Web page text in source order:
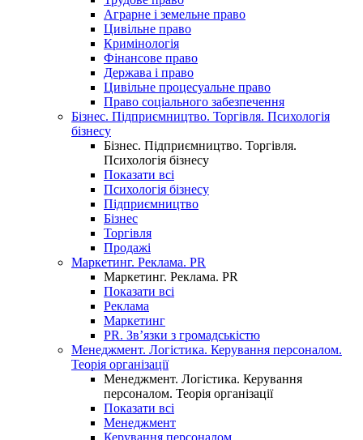
Аграрне і земельне право
Цивільне право
Кримінологія
Фінансове право
Держава і право
Цивільне процесуальне право
Право соціального забезпечення
Бізнес. Підприємництво. Торгівля. Психологія
бізнесу
Бізнес. Підприємництво. Торгівля.
Психологія бізнесу
Показати всі
Психологія бізнесу
Підприємництво
Бізнес
Торгівля
Продажі
Маркетинг. Реклама. PR
Маркетинг. Реклама. PR
Показати всі
Реклама
Маркетинг
PR. Зв’язки з громадськістю
Менеджмент. Логістика. Керування персоналом.
Теорія організації
Менеджмент. Логістика. Керування
персоналом. Теорія організації
Показати всі
Менеджмент
Керування персоналом